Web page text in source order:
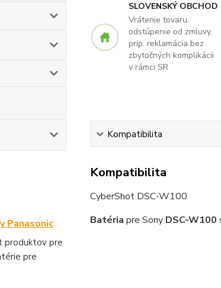
Panasonic
produktov pre
pre
SLOVENSKÝ OBCHOD
Vrátenie tovaru,
odstúpenie od zmluvy,
príp. reklamácia bez
zbytočných komplikácii
v rámci SR
Kompatibilita
Kompatibilita
CyberShot DSC-W100
Batéria pre Sony DSC-W100